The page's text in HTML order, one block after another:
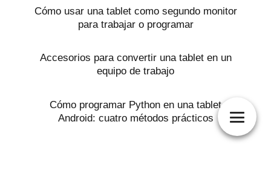
Cómo usar una tablet como segundo monitor
para trabajar o programar
Accesorios para convertir una tablet en un
equipo de trabajo
Cómo programar Python en una tablet
Android: cuatro métodos prácticos